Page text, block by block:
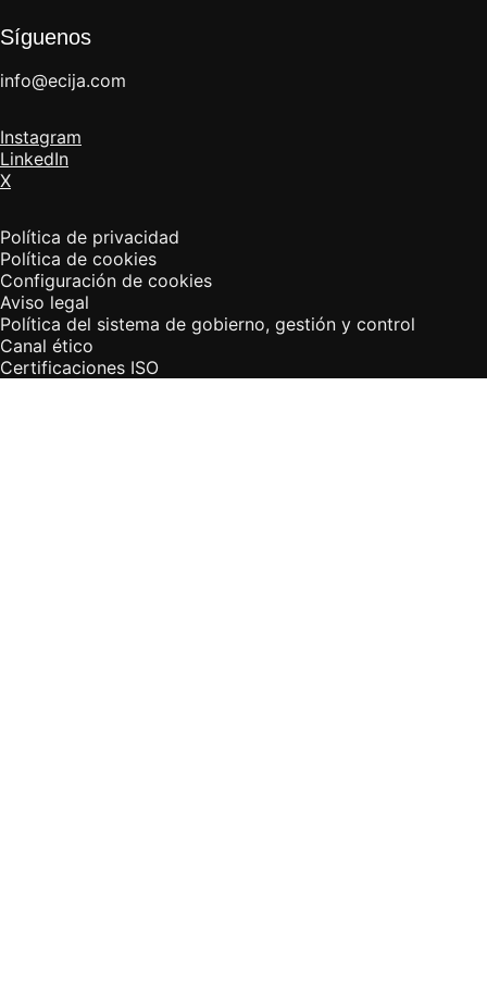
Síguenos
info@ecija.com
Instagram
LinkedIn
X
Política de privacidad
Política de cookies
Configuración de cookies
Aviso legal
Política del sistema de gobierno, gestión y control
Canal ético
Certificaciones ISO